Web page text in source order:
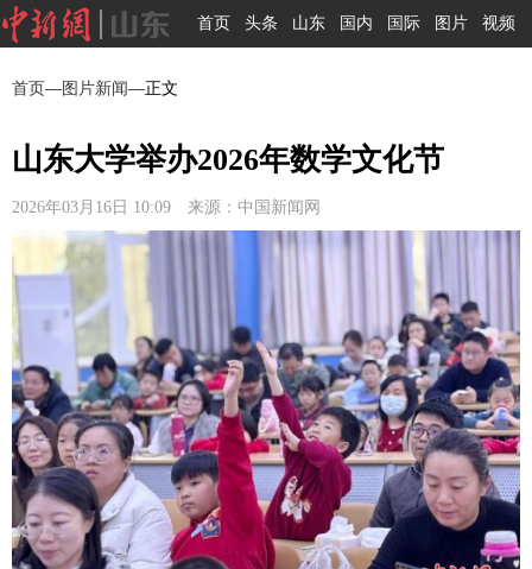
首页 头条 山东 国内 国际 图片 视频
首页—图片新闻—正文
山东大学举办2026年数学文化节
2026年03月16日 10:09 来源：中国新闻网